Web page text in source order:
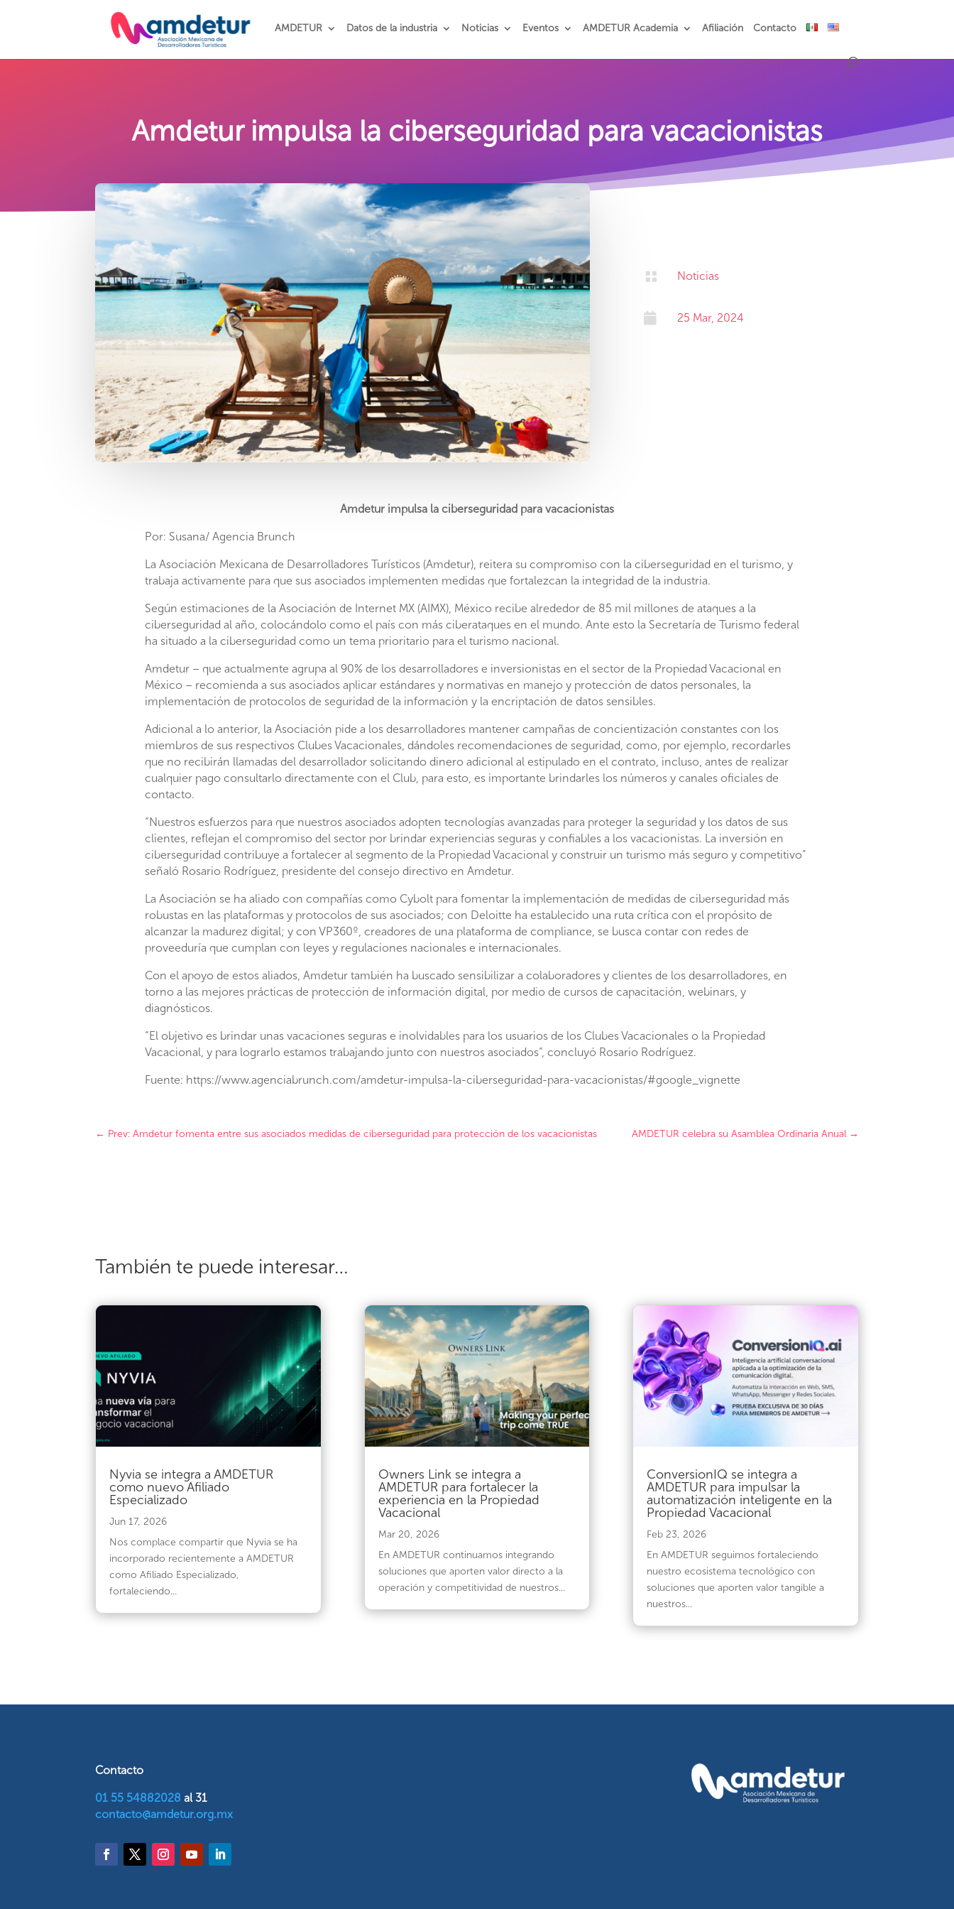
AMDETUR Datos de la industria Noticias Eventos AMDETUR Academia Afiliación Contacto
Amdetur impulsa la ciberseguridad para vacacionistas
 Noticias
 25 Mar, 2024
Amdetur impulsa la ciberseguridad para vacacionistas
Por: Susana/ Agencia Brunch
La Asociación Mexicana de Desarrolladores Turísticos (Amdetur), reitera su compromiso con la ciberseguridad en el turismo, y
trabaja activamente para que sus asociados implementen medidas que fortalezcan la integridad de la industria.
Según estimaciones de la Asociación de Internet MX (AIMX), México recibe alrededor de 85 mil millones de ataques a la
ciberseguridad al año, colocándolo como el país con más ciberataques en el mundo. Ante esto la Secretaría de Turismo federal
ha situado a la ciberseguridad como un tema prioritario para el turismo nacional.
Amdetur – que actualmente agrupa al 90% de los desarrolladores e inversionistas en el sector de la Propiedad Vacacional en
México – recomienda a sus asociados aplicar estándares y normativas en manejo y protección de datos personales, la
implementación de protocolos de seguridad de la información y la encriptación de datos sensibles.
Adicional a lo anterior, la Asociación pide a los desarrolladores mantener campañas de concientización constantes con los
miembros de sus respectivos Clubes Vacacionales, dándoles recomendaciones de seguridad, como, por ejemplo, recordarles
que no recibirán llamadas del desarrollador solicitando dinero adicional al estipulado en el contrato, incluso, antes de realizar
cualquier pago consultarlo directamente con el Club, para esto, es importante brindarles los números y canales oficiales de
contacto.
“Nuestros esfuerzos para que nuestros asociados adopten tecnologías avanzadas para proteger la seguridad y los datos de sus
clientes, reflejan el compromiso del sector por brindar experiencias seguras y confiables a los vacacionistas. La inversión en
ciberseguridad contribuye a fortalecer al segmento de la Propiedad Vacacional y construir un turismo más seguro y competitivo”
señaló Rosario Rodríguez, presidente del consejo directivo en Amdetur.
La Asociación se ha aliado con compañías como Cybolt para fomentar la implementación de medidas de ciberseguridad más
robustas en las plataformas y protocolos de sus asociados; con Deloitte ha establecido una ruta crítica con el propósito de
alcanzar la madurez digital; y con VP360º, creadores de una plataforma de compliance, se busca contar con redes de
proveeduría que cumplan con leyes y regulaciones nacionales e internacionales.
Con el apoyo de estos aliados, Amdetur también ha buscado sensibilizar a colaboradores y clientes de los desarrolladores, en
torno a las mejores prácticas de protección de información digital, por medio de cursos de capacitación, webinars, y
diagnósticos.
“El objetivo es brindar unas vacaciones seguras e inolvidables para los usuarios de los Clubes Vacacionales o la Propiedad
Vacacional, y para lograrlo estamos trabajando junto con nuestros asociados”, concluyó Rosario Rodríguez.
Fuente: https://www.agenciabrunch.com/amdetur-impulsa-la-ciberseguridad-para-vacacionistas/#google_vignette
← Prev: Amdetur fomenta entre sus asociados medidas de ciberseguridad para protección de los vacacionistas AMDETUR celebra su Asamblea Ordinaria Anual→
También te puede interesar…
Nyvia se integra a AMDETUR
como nuevo Afiliado
Especializado
Jun 17, 2026
Nos complace compartir que Nyvia se ha
incorporado recientemente a AMDETUR
como Afiliado Especializado,
fortaleciendo...
Owners Link se integra a
AMDETUR para fortalecer la
experiencia en la Propiedad
Vacacional
Mar 20, 2026
En AMDETUR continuamos integrando
soluciones que aporten valor directo a la
operación y competitividad de nuestros...
ConversionIQ se integra a
AMDETUR para impulsar la
automatización inteligente en la
Propiedad Vacacional
Feb 23, 2026
En AMDETUR seguimos fortaleciendo
nuestro ecosistema tecnológico con
soluciones que aporten valor tangible a
nuestros...
Contacto
01 55 54882028 al 31
contacto@amdetur.org.mx